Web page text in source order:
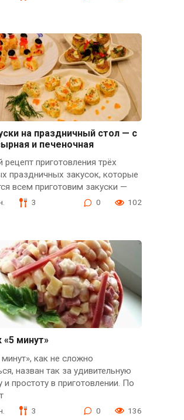
на праздничный стол — с
и печеночная
рецепт приготовления трёх
праздничных закусок, которые
всем приготовим закуски —
3 0 102
«5 минут»
как не сложно
назван так за удивительную
и простоту в приготовлении. По
3 0 136